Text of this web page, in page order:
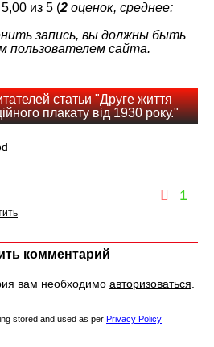
(2 оценок, среднее:
запись, вы должны быть
пользователем сайта.
статьи "Друге життя
плакату від 1930 року."
1
комментарий
вам необходимо авторизоваться.
stored and used as per Privacy Policy